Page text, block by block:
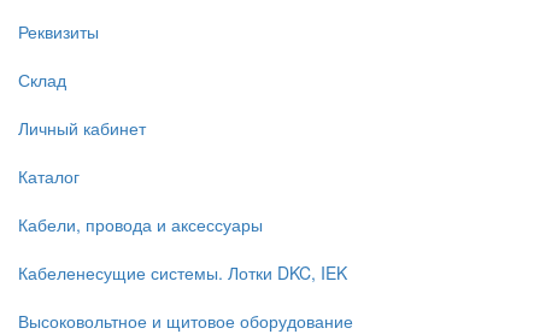
Реквизиты
Склад
Личный кабинет
Каталог
Кабели, провода и аксессуары
Кабеленесущие системы. Лотки DKC, IEK
Высоковольтное и щитовое оборудование